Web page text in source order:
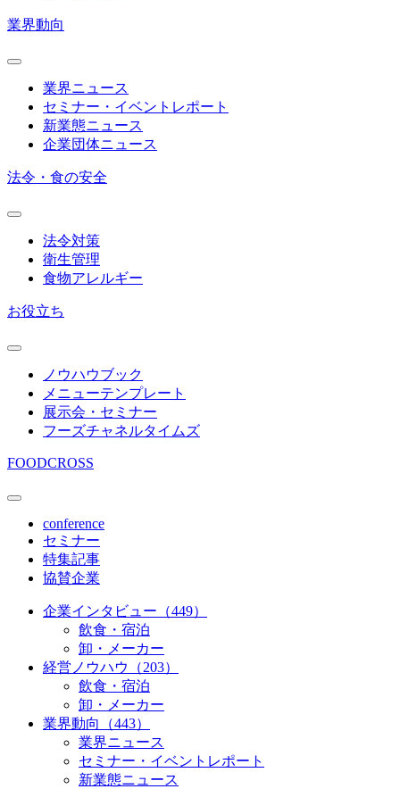
業界動向
業界ニュース
セミナー・イベントレポート
新業態ニュース
企業団体ニュース
法令・食の安全
法令対策
衛生管理
食物アレルギー
お役立ち
ノウハウブック
メニューテンプレート
展示会・セミナー
フーズチャネルタイムズ
FOODCROSS
conference
セミナー
特集記事
協賛企業
企業インタビュー（449）
飲食・宿泊
卸・メーカー
経営ノウハウ（203）
飲食・宿泊
卸・メーカー
業界動向（443）
業界ニュース
セミナー・イベントレポート
新業態ニュース